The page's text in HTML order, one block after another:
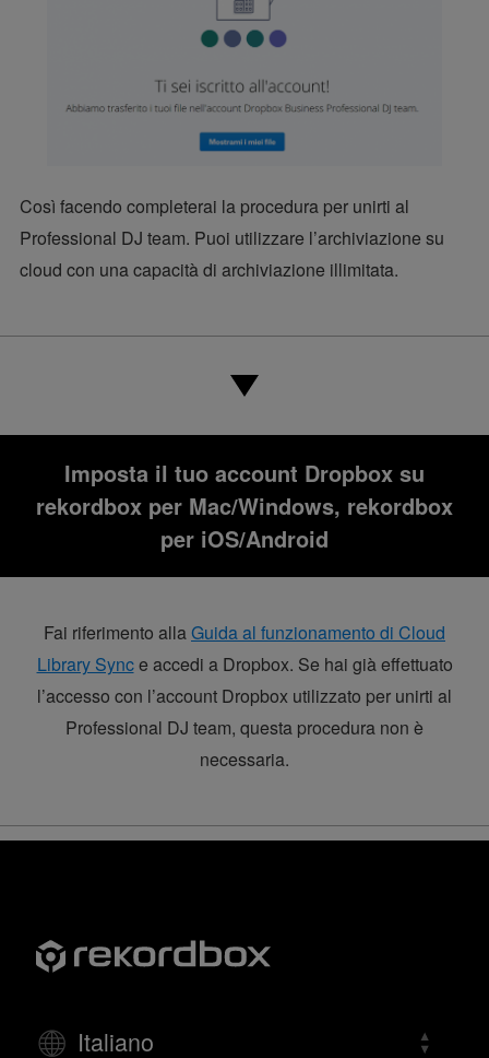
Così facendo completerai la procedura per unirti al
Professional DJ team. Puoi utilizzare l’archiviazione su
cloud con una capacità di archiviazione illimitata.
Imposta il tuo account Dropbox su
rekordbox per Mac/Windows, rekordbox
per iOS/Android
Fai riferimento allaGuida al funzionamento di Cloud
Library Synce accedi a Dropbox. Se hai già effettuato
l’accesso con l’account Dropbox utilizzato per unirti al
Professional DJ team, questa procedura non è
necessaria.
Italiano